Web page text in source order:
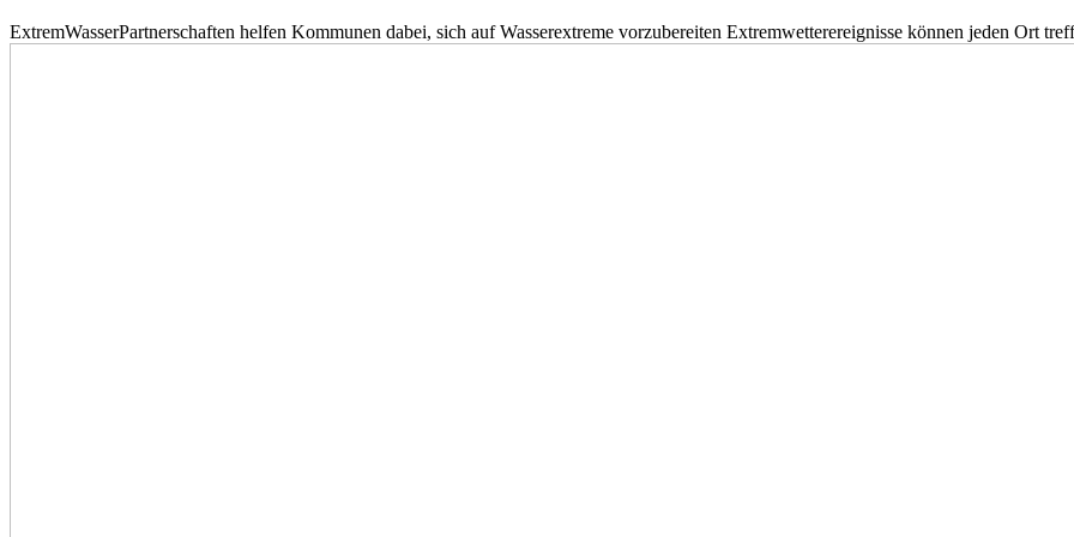
ExtremWasserPartnerschaften helfen Kommunen dabei, sich auf Wasserextreme vorzubereiten Extremwetterereignisse können jeden Ort